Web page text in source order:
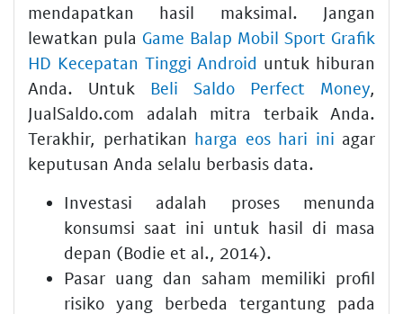
mendapatkan hasil maksimal. Jangan
lewatkan pula Game Balap Mobil Sport Grafik
HD Kecepatan Tinggi Android untuk hiburan
Anda. Untuk Beli Saldo Perfect Money,
JualSaldo.com adalah mitra terbaik Anda.
Terakhir, perhatikan harga eos hari ini agar
keputusan Anda selalu berbasis data.
Investasi adalah proses menunda
konsumsi saat ini untuk hasil di masa
depan (Bodie et al., 2014).
Pasar uang dan saham memiliki profil
risiko yang berbeda tergantung pada